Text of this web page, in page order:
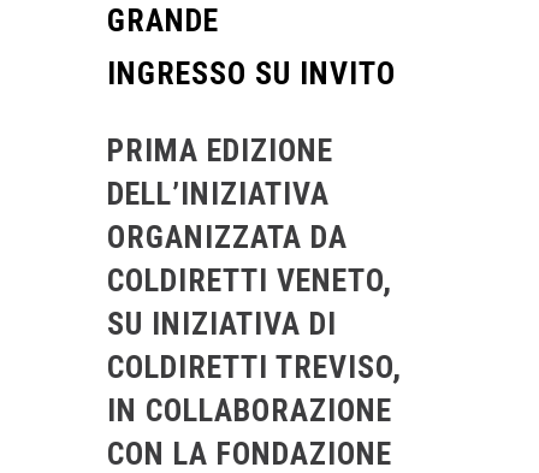
GRANDE
INGRESSO SU INVITO
PRIMA EDIZIONE
DELL’INIZIATIVA
ORGANIZZATA DA
COLDIRETTI VENETO,
SU INIZIATIVA DI
COLDIRETTI TREVISO,
IN COLLABORAZIONE
CON LA FONDAZIONE